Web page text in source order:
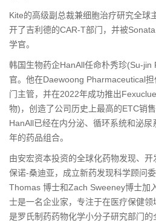
Kite的高级副总裁兼细胞治疗研究全球
开了吉利德的CAR-T部门，并被
学官。
韩国生物药企HanAll任命朴秀珍(Su-jin
官。他在Daewoong Pharmaceutical
门主管，并在2022年成功推出
物)，创造了公司历史上最高的ETC销
HanAll已经在内分泌、循环系统和泌
年的药品组合。
由安宏资本投资的全球化药物发现、
保诺-桑迪亚，成立新药发现科学顾问
Thomas 博士和Zach Sweeney博士加
士是一名企业家，专注于在医疗保健
是罗氏制药药物化学小分子研究部门